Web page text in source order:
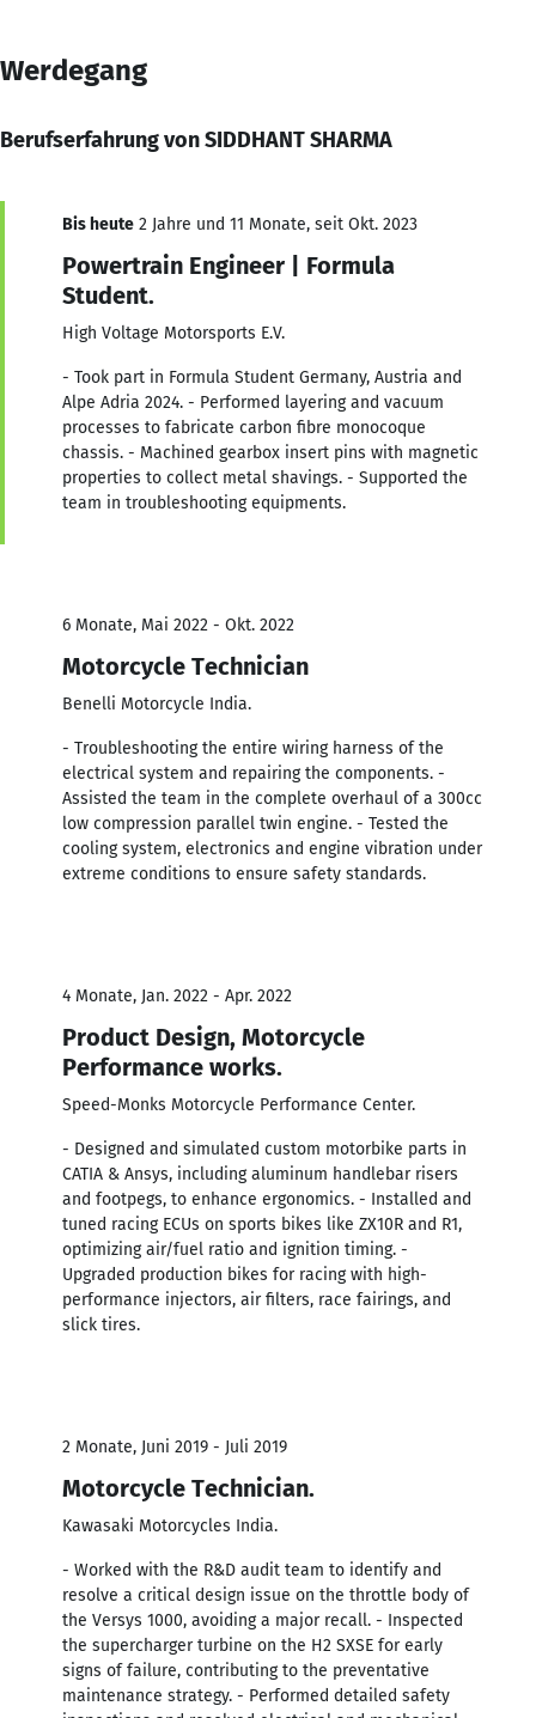
Werdegang
Berufserfahrung von SIDDHANT SHARMA
Bis heute 2 Jahre und 11 Monate, seit Okt. 2023
Powertrain Engineer | Formula
Student.
High Voltage Motorsports E.V.
- Took part in Formula Student Germany, Austria and
Alpe Adria 2024. - Performed layering and vacuum
processes to fabricate carbon fibre monocoque
chassis. - Machined gearbox insert pins with magnetic
properties to collect metal shavings. - Supported the
team in troubleshooting equipments.
6 Monate, Mai 2022 - Okt. 2022
Motorcycle Technician
Benelli Motorcycle India.
- Troubleshooting the entire wiring harness of the
electrical system and repairing the components. -
Assisted the team in the complete overhaul of a 300cc
low compression parallel twin engine. - Tested the
cooling system, electronics and engine vibration under
extreme conditions to ensure safety standards.
4 Monate, Jan. 2022 - Apr. 2022
Product Design, Motorcycle
Performance works.
Speed-Monks Motorcycle Performance Center.
- Designed and simulated custom motorbike parts in
CATIA & Ansys, including aluminum handlebar risers
and footpegs, to enhance ergonomics. - Installed and
tuned racing ECUs on sports bikes like ZX10R and R1,
optimizing air/fuel ratio and ignition timing. -
Upgraded production bikes for racing with high-
performance injectors, air filters, race fairings, and
slick tires.
2 Monate, Juni 2019 - Juli 2019
Motorcycle Technician.
Kawasaki Motorcycles India.
- Worked with the R&D audit team to identify and
resolve a critical design issue on the throttle body of
the Versys 1000, avoiding a major recall. - Inspected
the supercharger turbine on the H2 SXSE for early
signs of failure, contributing to the preventative
maintenance strategy. - Performed detailed safety